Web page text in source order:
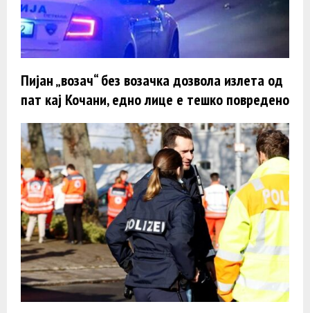
Пијан „возач“ без возачка дозвола излета од
пат кај Кочани, едно лице е тешко повредено